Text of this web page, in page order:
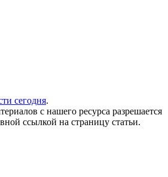
сегодня.
с нашего ресурса разрешается
ссылкой на страницу статьи.